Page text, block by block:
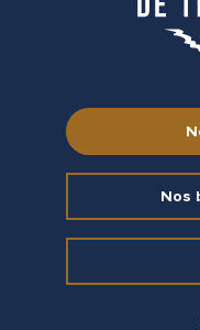
Nos